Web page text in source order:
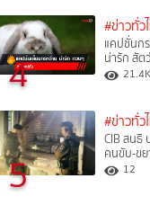
4
#ข่าวทั่ว
แคปชั่นก
น่ารัก สัต
21.4K
5
#ข่าวทั่ว
CIB สนธิ
คนขับ-ขย
12